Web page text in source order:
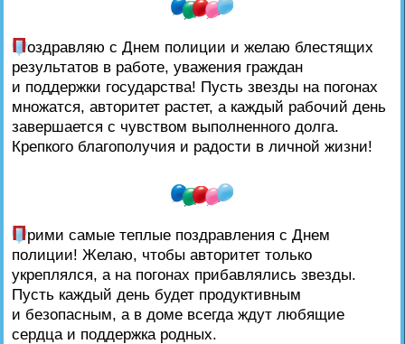
Поздравляю с Днем полиции и желаю блестящих
результатов в работе, уважения граждан
и поддержки государства! Пусть звезды на погонах
множатся, авторитет растет, а каждый рабочий день
завершается с чувством выполненного долга.
Крепкого благополучия и радости в личной жизни!
Прими самые теплые поздравления с Днем
полиции! Желаю, чтобы авторитет только
укреплялся, а на погонах прибавлялись звезды.
Пусть каждый день будет продуктивным
и безопасным, а в доме всегда ждут любящие
сердца и поддержка родных.